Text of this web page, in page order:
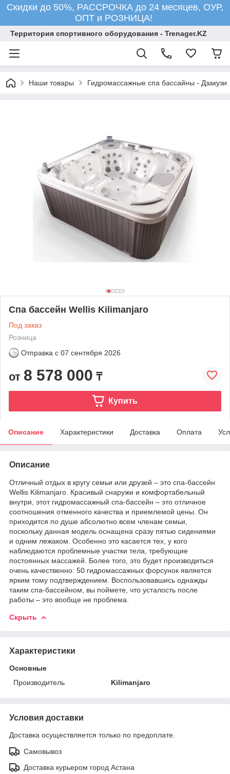
Скидки до 50%, РАССРОЧКА до 24 месяцев, ОУР,
ОПТ и РОЗНИЦА!
Территория спортивного оборудования - Trenager.KZ
Наши товары Гидромассажные спа бассайны - Дзакузи
Спа бассейн Wellis Kilimanjaro
Под заказ
Розница
Отправка с 07 сентября 2026
от 8 578 000 ₸
Купить
Описание Характеристики Доставка Оплата
Описание
Отличный отдых в кругу семьи или друзей – это спа-бассейн
Wellis Kilimanjaro. Красивый снаружи и комфортабельный
внутри, этот гидромассажный спа-бассейн – это отличное
соотношения отменного качества и приемлемой цены. Он
приходится по душе абсолютно всем членам семьи,
поскольку данная модель оснащена сразу пятью сидениями
и одним лежаком. Особенно это касается тех, у кого
наблюдаются проблемные участки тела, требующие
постоянных массажей. Более того, это будет производиться
очень качественно: 50 гидромассажных форсунок является
ярким тому подтверждением. Воспользовавшись однажды
таким спа-бассейном, вы поймете, что усталость после
работы – это вообще не проблема.
Скрыть
Характеристики
Основные
Производитель
Kilimanjaro
Условия доставки
Доставка осуществляется только по предоплате.
Самовывоз
Доставка курьером город Астана